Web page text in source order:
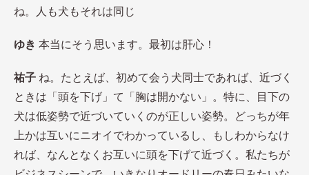
ね。人も犬もそれは同じ
ゆき 本当にそう思います。最初は肝心！
祐子 ね。たとえば、初めて会う犬同士であれば、近づく
ときは「頭を下げ」て「胸は開かない」。特に、目下の
犬は低姿勢で近づいていくのが正しい姿勢。どっちが年
上かは互いにニオイでわかっているし、もしわからなけ
れば、なんとなくお互いに頭を下げて近づく。私たちが